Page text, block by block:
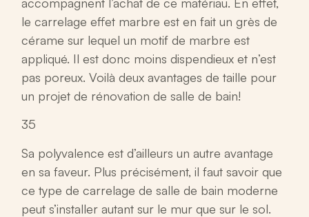
le carrelage effet marbre est en fait un grès de
cérame sur lequel un motif de marbre est
appliqué. Il est donc moins dispendieux et n’est
pas poreux. Voilà deux avantages de taille pour
un projet de rénovation de salle de bain!
35
Sa polyvalence est d’ailleurs un autre avantage
en sa faveur. Plus précisément, il faut savoir que
ce type decarrelage de salle de bain moderne
peut s’installer autant sur le mur que sur le sol.